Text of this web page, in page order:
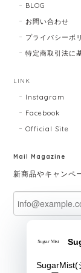
BLOG
お問い合わせ
プライバシーポ
特定商取引法に
LINK
Instagram
Facebook
Official Site
Mail Magazine
新商品やキャンペ